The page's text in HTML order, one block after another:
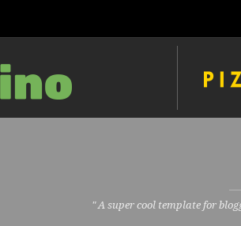
" A super cool template for